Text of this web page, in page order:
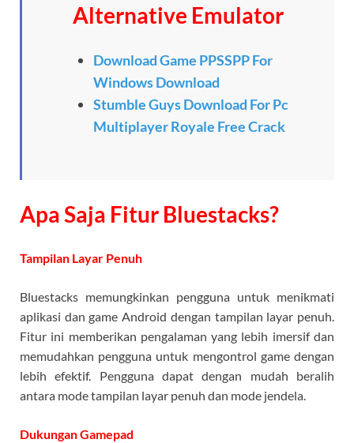
Alternative Emulator
Download Game PPSSPP For
Windows Download
Stumble Guys Download For Pc
Multiplayer Royale Free Crack
Apa Saja Fitur Bluestacks?
Tampilan Layar Penuh
Bluestacks memungkinkan pengguna untuk menikmati
aplikasi dan game Android dengan tampilan layar penuh.
Fitur ini memberikan pengalaman yang lebih imersif dan
memudahkan pengguna untuk mengontrol game dengan
lebih efektif. Pengguna dapat dengan mudah beralih
antara mode tampilan layar penuh dan mode jendela.
Dukungan Gamepad